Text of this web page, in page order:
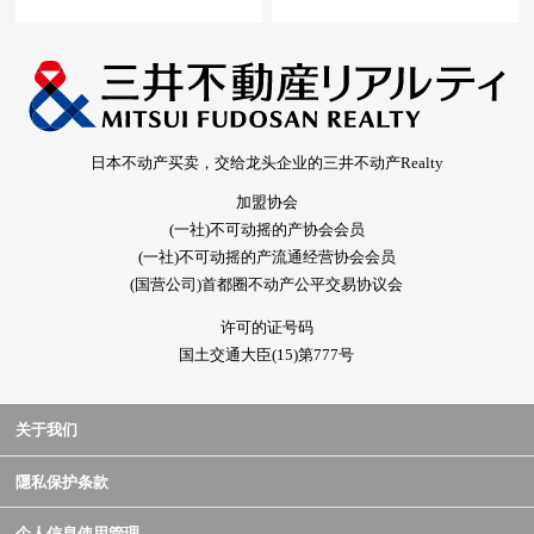
日本不动产买卖，交给龙头企业的三井不动产Realty
加盟协会
(一社)不可动摇的产协会会员
(一社)不可动摇的产流通经营协会会员
(国营公司)首都圈不动产公平交易协议会
许可的证号码
国土交通大臣(15)第777号
关于我们
隱私保护条款